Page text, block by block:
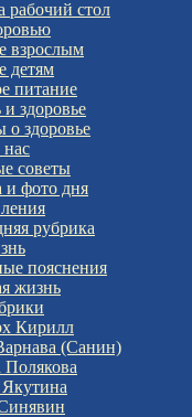
стол
взрослым
детям
питание
здоровье
о здоровье
советы
и фото дня
рубрика
пояснения
жизнь
Кирилл
(Санин)
Полякова
Якутина